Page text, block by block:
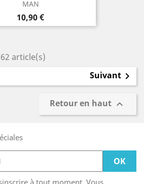
MAN
Prix
10,90 €
article(s)
Suivant 
Retour en haut 
à tout moment. Vous